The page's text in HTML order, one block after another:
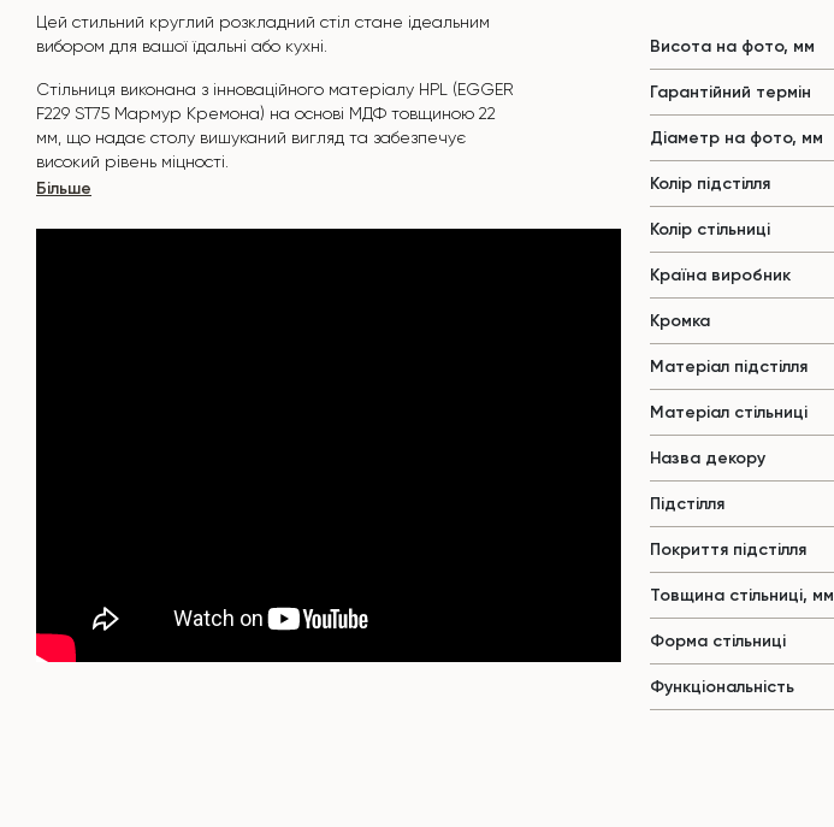
Цей стильний круглий розкладний стіл стане ідеальним
вибором для вашої їдальні або кухні.
Стільниця виконана з інноваційного матеріалу HPL (EGGER
F229 ST75 Мармур Кремона) на основі МДФ товщиною 22
мм, що надає столу вишуканий вигляд та забезпечує
високий рівень міцності.
вбирає такі барвники, як йод, зеленка, маркери чи фарби
Більше
Висота на фото, мм
Гарантійний термін
Діаметр на фото, мм
Колір підстілля
Колір стільниці
Країна виробник
Кромка
Матеріал підстілля
Матеріал стільниці
Назва декору
Підстілля
Покриття підстілля
Товщина стільниці, мм
Форма стільниці
Функціональність